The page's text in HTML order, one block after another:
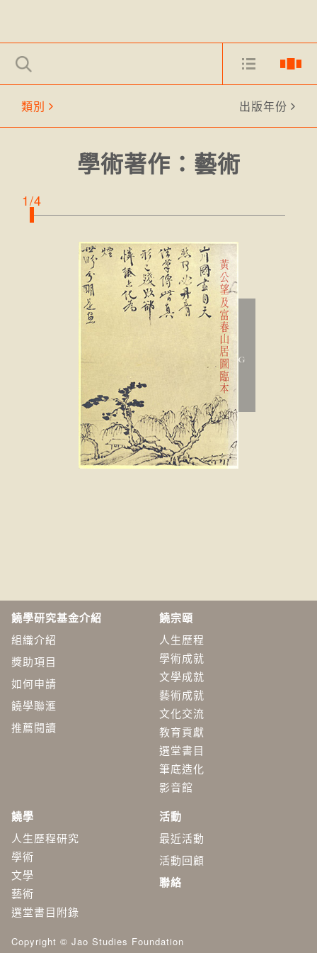
類別 出版年份
學術著作：藝術
1/4
饒學研究基金介紹
組織介紹
獎助項目
如何申請
饒學聯滙
推薦閱讀
饒宗頤
人生歷程
學術成就
文學成就
藝術成就
文化交流
教育貢獻
選堂書目
筆底造化
影音館
饒學
人生歷程研究
學術
​文學
藝術
選堂書目附錄
活動
最近活動
活動回顧
聯絡
Copyright © Jao Studies Foundation